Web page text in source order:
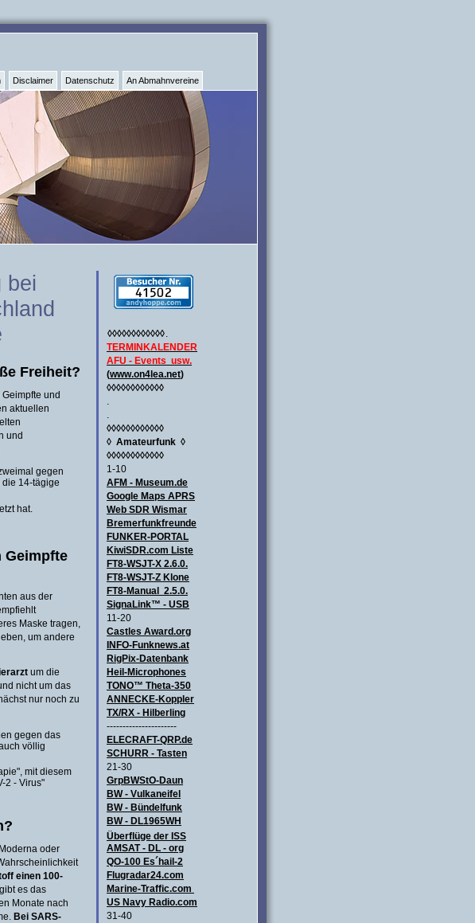
Disclaimer Datenschutz An Abmahnvereine
◊◊◊◊◊◊◊◊◊◊◊◊.
TERMINKALENDER
AFU - Events usw.
(www.on4lea.net)
◊◊◊◊◊◊◊◊◊◊◊◊
.
.
◊◊◊◊◊◊◊◊◊◊◊◊
◊ Amateurfunk ◊
◊◊◊◊◊◊◊◊◊◊◊◊
1-10
AFM - Museum.de
Google Maps APRS
Web SDR Wismar
Bremerfunkfreunde
FUNKER-PORTAL
KiwiSDR.com Liste
FT8-WSJT-X 2.6.0.
FT8-WSJT-Z Klone
FT8-Manual 2.5.0.
SignaLink™ - USB
11-20
Castles Award.org
INFO-Funknews.at
RigPix-Datenbank
Heil-Microphones
TONO™ Theta-350
ANNECKE-Koppler
TX/RX - Hilberling
----------------------
ELECRAFT-QRP.de
SCHURR - Tasten
21-30
GrpBWStO-Daun
BW - Vulkaneifel
BW- Bündelfunk
BW - DL1965WH
Überflüge der ISS
AMSAT - DL - org
QO-100 Es´hail-2
Flugradar24.com
Marine-Traffic.com
US Navy Radio.com
31-40
bei
Freiheit?
und
aktuellen
und
gegen
14-tägige
hat.
Geimpfte
aus der
Maske tragen,
um andere
um die
nicht um das
nur noch zu
gegen das
völlig
mit diesem
2 - Virus"
oder
einen 100-
es das
Monate nach
Bei SARS-